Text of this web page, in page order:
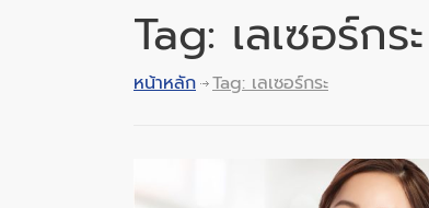
Tag: เลเซอร์กระ
หน้าหลัก Tag: เลเซอร์กระ